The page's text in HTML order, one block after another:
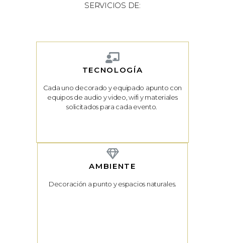
SERVICIOS DE:
TECNOLOGÍA
Cada uno decorado y equipado apunto con
equipos de audio y video, wifi y materiales
solicitados para cada evento.
AMBIENTE
Decoración a punto y espacios naturales.